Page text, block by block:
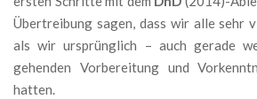
Übertreibung sagen, dass wir alle sehr
als wir ursprünglich – auch gerade
gehenden Vorbereitung und
hatten.